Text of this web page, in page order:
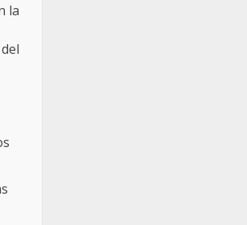
la